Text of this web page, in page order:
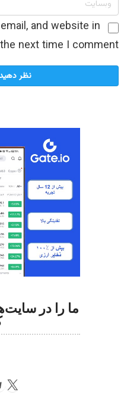
and website in
next time I comment.
ما را در
X